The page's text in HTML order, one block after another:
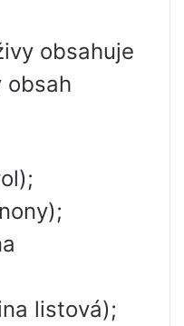
obsahuje
obsah
listová);